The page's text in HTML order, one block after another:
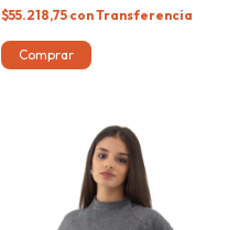
$55.218,75 conTransferencia
Comprar